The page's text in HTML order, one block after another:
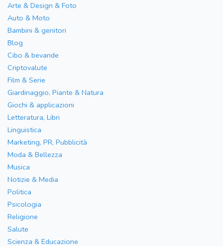
Arte & Design & Foto
Auto & Moto
Bambini & genitori
Blog
Cibo & bevande
Criptovalute
Film & Serie
Giardinaggio, Piante & Natura
Giochi & applicazioni
Letteratura, Libri
Linguistica
Marketing, PR, Pubblicità
Moda & Bellezza
Musica
Notizie & Media
Politica
Psicologia
Religione
Salute
Scienza & Educazione